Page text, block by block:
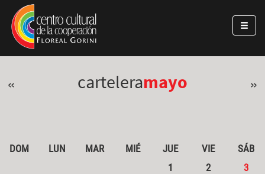
Pasar al contenido principal
Jump to main content
« carteleramayo »
DOM LUN MAR MIÉ JUE VIE
SÁB
1
2
3